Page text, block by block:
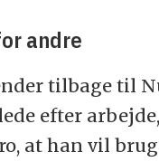
andre
tilbage til
efter
at han vil